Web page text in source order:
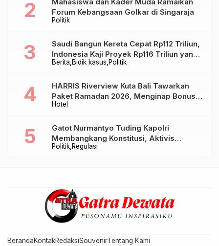
Politik
Forum Kebangsaan Golkar di Singaraja
Berita Bidik kasus Politik
Saudi Bangun Kereta Cepat Rp112 Triliun,
Indonesia Kaji Proyek Rp116 Triliun yang
Baru Sampai Bandung
Hotel
HARRIS Riverview Kuta Bali Tawarkan
Paket Ramadan 2026, Menginap Bonus
Takjil hingga Bukber Mulai Rp88.888
Politik Regulasi
Gatot Nurmantyo Tuding Kapolri
Membangkang Konstitusi, Aktivis
Tegaskan Polri Tak Punya Sejarah
BerandaKontakRedaksiSouvenirTentang Kami